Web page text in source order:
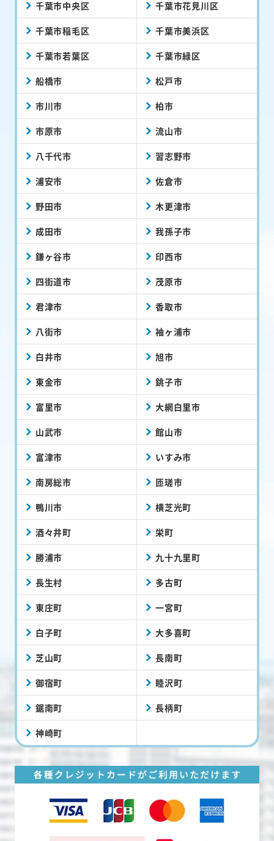
千葉市中央区 千葉市花見川区
千葉市稲毛区 千葉市美浜区
千葉市若葉区 千葉市緑区
船橋市 松戸市
市川市 柏市
市原市 流山市
八千代市 習志野市
浦安市 佐倉市
野田市 木更津市
成田市 我孫子市
鎌ヶ谷市 印西市
四街道市 茂原市
君津市 香取市
八街市 袖ヶ浦市
白井市 旭市
東金市 銚子市
富里市 大網白里市
山武市 館山市
富津市 いすみ市
南房総市 匝瑳市
鴨川市 横芝光町
酒々井町 栄町
勝浦市 九十九里町
長生村 多古町
東庄町 一宮町
白子町 大多喜町
芝山町 長南町
御宿町 睦沢町
鋸南町 長柄町
神崎町